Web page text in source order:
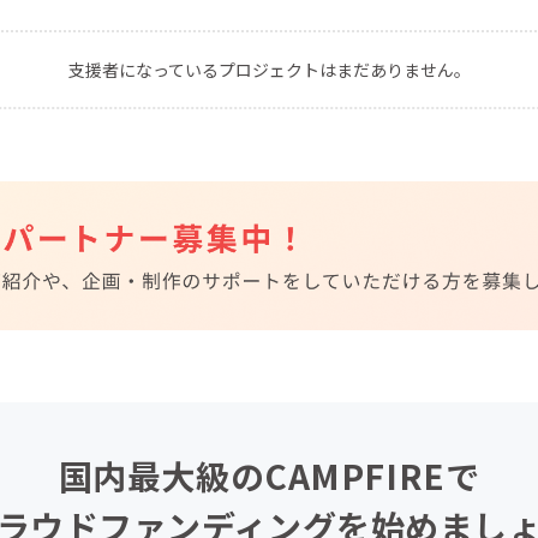
CAMPFIRE for Social Good
CAMPFIRE Creation
CAMPFIREふるさと納税
machi-ya コミュニティ
支援者になっているプロジェクトはまだありません。
国内最大級のCAMPFIREで
ウドファンディングを始めまし